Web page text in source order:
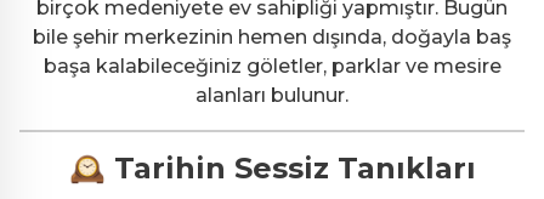
birçok medeniyete ev sahipliği yapmıştır. Bugün
bile şehir merkezinin hemen dışında, doğayla baş
başa kalabileceğiniz göletler, parklar ve mesire
alanları bulunur.
🕰 Tarihin Sessiz Tanıkları